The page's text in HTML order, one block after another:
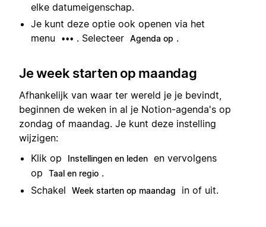
elke datumeigenschap.
Je kunt deze optie ook openen via het
menu
••• . Selecteer Agenda op .
Je week starten op maandag
Afhankelijk van waar ter wereld je je bevindt,
beginnen de weken in al je Notion-agenda's op
zondag of maandag. Je kunt deze instelling
wijzigen:
Klik op
Instellingen en leden en vervolgens
op
Taal en regio .
Schakel
Week starten op maandag in of uit.